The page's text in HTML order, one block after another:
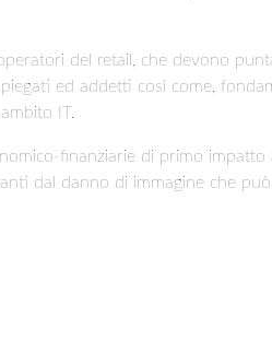
del retail, che devono
ed addetti così come,
IT.
finanziarie di primo impatto
dal danno di immagine che